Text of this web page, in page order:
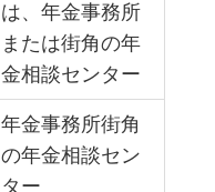
は、年金事務所
または街角の年
金相談センター
年金事務所街角
の年金相談セン
ター